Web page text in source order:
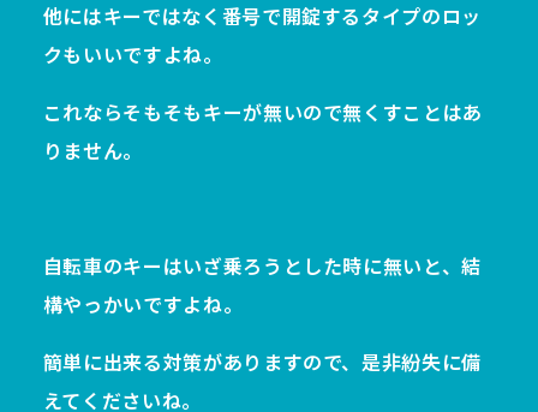
他にはキーではなく番号で開錠するタイプのロッ
クもいいですよね。
これならそもそもキーが無いので無くすことはあ
りません。
自転車のキーはいざ乗ろうとした時に無いと、結
構やっかいですよね。
簡単に出来る対策がありますので、是非紛失に備
えてくださいね。